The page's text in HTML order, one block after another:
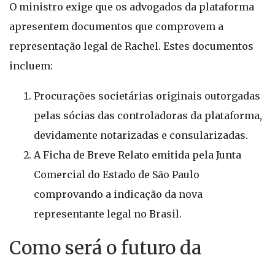
O ministro exige que os advogados da plataforma
apresentem documentos que comprovem a
representação legal de Rachel. Estes documentos
incluem:
Procurações societárias originais outorgadas
pelas sócias das controladoras da plataforma,
devidamente notarizadas e consularizadas.
A Ficha de Breve Relato emitida pela Junta
Comercial do Estado de São Paulo
comprovando a indicação da nova
representante legal no Brasil.
Como será o futuro da